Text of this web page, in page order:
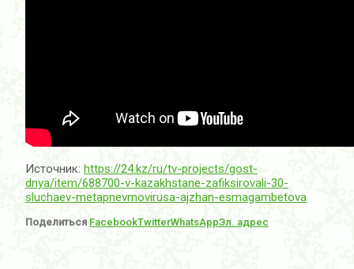
Источник: https://24.kz/ru/tv-projects/gost-
dnya/item/688700-v-kazakhstane-zafiksirovali-30-
sluchaev-metapnevmovirusa-ajzhan-esmagambetova
Поделиться FacebookTwitterWhatsAppЭл. адрес